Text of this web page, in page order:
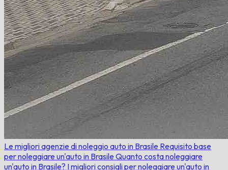
Le migliori agenzie di noleggio auto in Brasile Requisito base
per noleggiare un'auto in Brasile Quanto costa noleggiare
un'auto in Brasile? I migliori consigli per noleggiare un'auto in